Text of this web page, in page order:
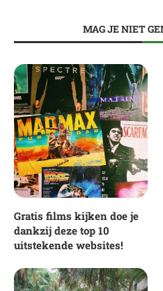
MAG JE NIET
Gratis films kijken doe je
dankzij deze top 10
uitstekende websites!